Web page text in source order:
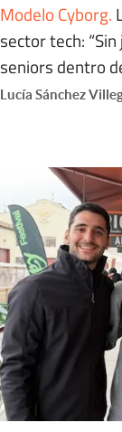
Modelo Cyborg.
sector tech:
seniors dentro
Lucía Sánchez